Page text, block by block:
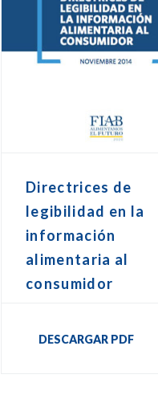
Directrices de
legibilidad en la
información
alimentaria al
consumidor
DESCARGAR PDF